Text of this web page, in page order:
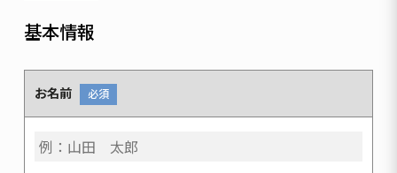
基本情報
お名前 必須